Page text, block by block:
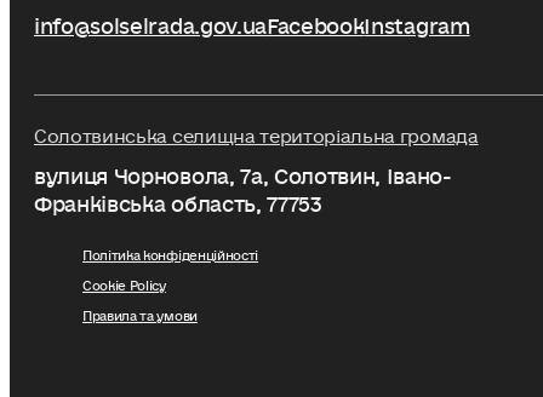
info@solselrada.gov.uaFacebookInstagram
Солотвинська селищна територіальна громада
вулиця Чорновола, 7a, Солотвин, Івано-
Франківська область, 77753
Політика конфіденційності
Cookie Policy
Правила та умови